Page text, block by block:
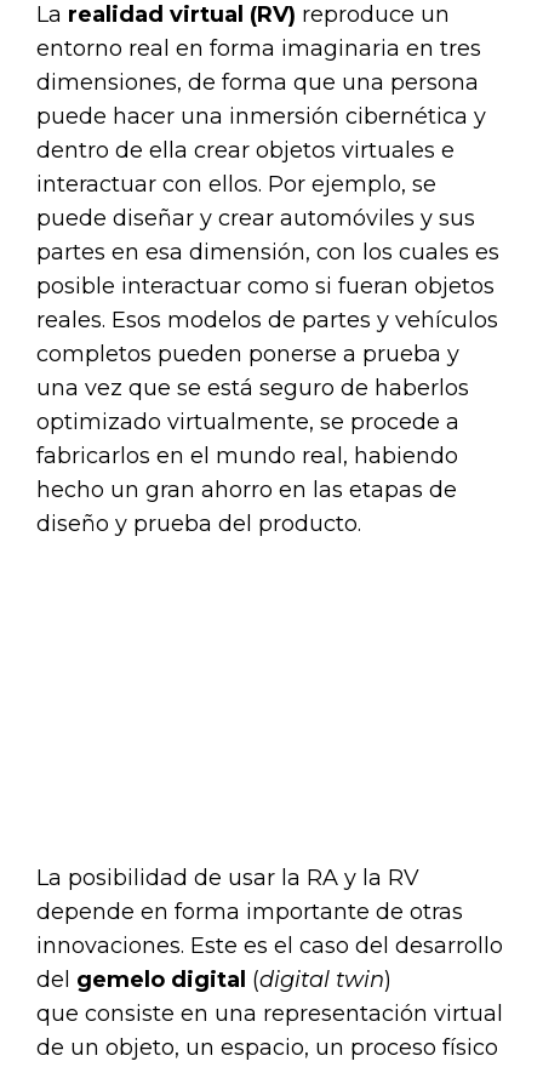
La realidad virtual (RV) reproduce un
entorno real en forma imaginaria en tres
dimensiones, de forma que una persona
puede hacer una inmersión cibernética y
dentro de ella crear objetos virtuales e
interactuar con ellos. Por ejemplo, se
puede diseñar y crear automóviles y sus
partes en esa dimensión, con los cuales es
posible interactuar como si fueran objetos
reales. Esos modelos de partes y vehículos
completos pueden ponerse a prueba y
una vez que se está seguro de haberlos
optimizado virtualmente, se procede a
fabricarlos en el mundo real, habiendo
hecho un gran ahorro en las etapas de
diseño y prueba del producto.
La posibilidad de usar la RA y la RV
depende en forma importante de otras
innovaciones. Este es el caso del desarrollo
del gemelo digital (digital twin)
que consiste en una representación virtual
de un objeto, un espacio, un proceso físico